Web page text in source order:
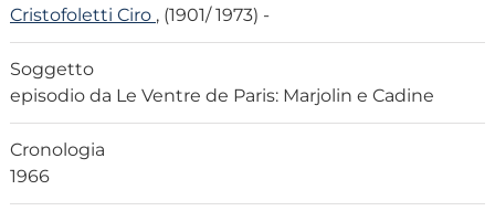
Cristofoletti Ciro , (1901/ 1973) -
Soggetto
episodio da Le Ventre de Paris: Marjolin e Cadine
Cronologia
1966